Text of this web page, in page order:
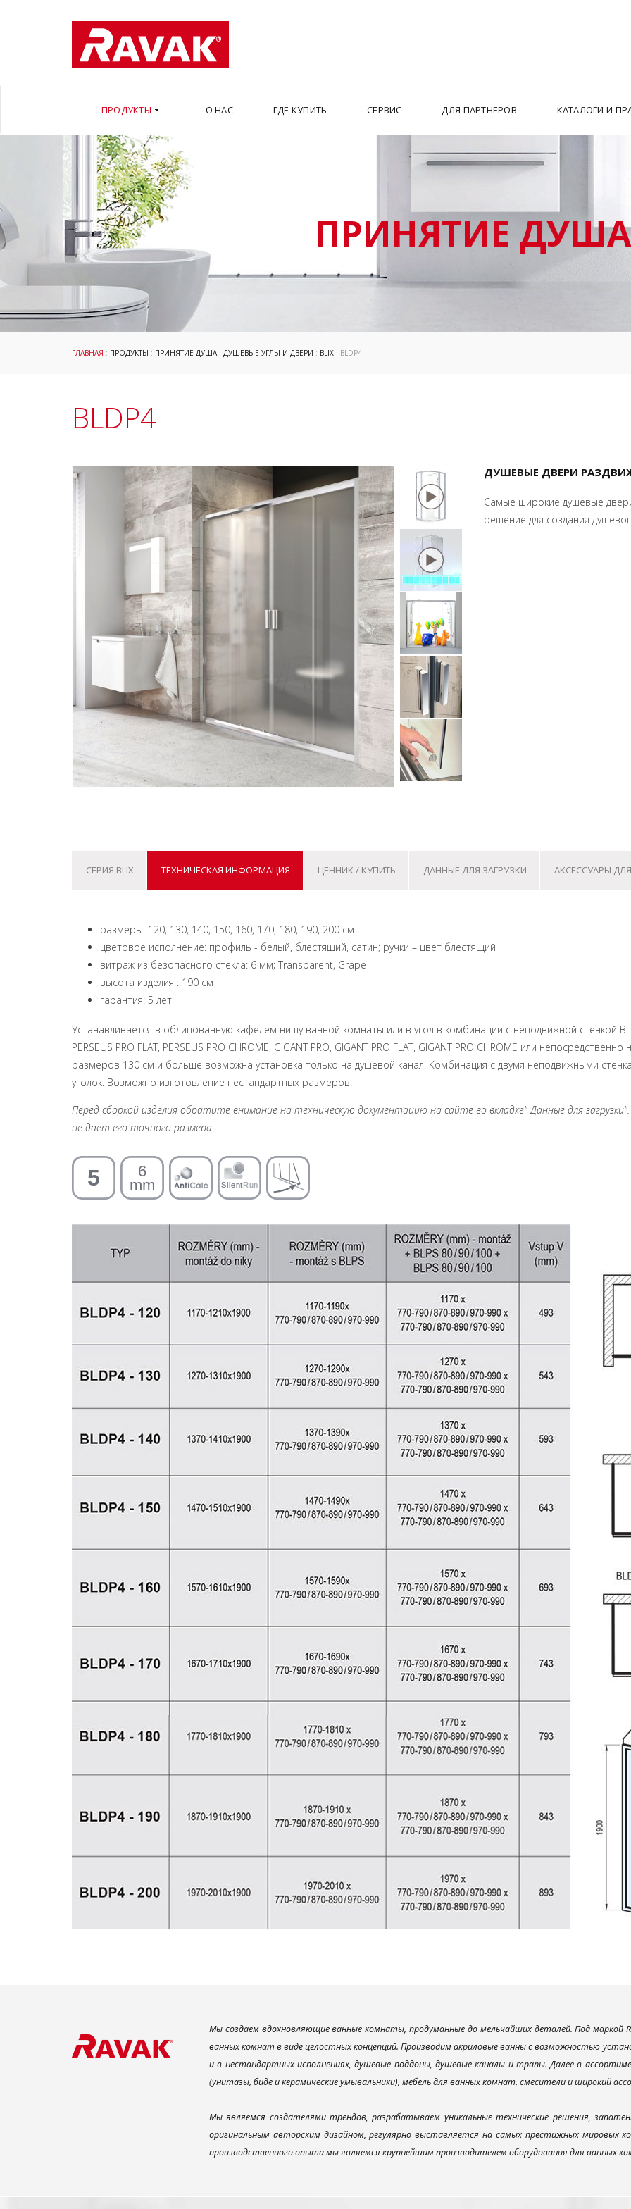
ПРОДУКТЫ О НАС ГДЕ КУПИТЬ СЕРВИС ДЛЯ ПАРТНЕРОВ КАТАЛОГИ И
ПРИНЯТИЕ ДУША
ГЛАВНАЯ : ПРОДУКТЫ : ПРИНЯТИЕ ДУША: ДУШЕВЫЕ УГЛЫ И ДВЕРИ : BLIX : BLDP4
BLDP4
ДУШЕВЫЕ ДВЕРИ
Самые широкие душевые
решение для создания
СЕРИЯ BLIX ТЕХНИЧЕСКАЯ ИНФОРМАЦИЯ ЦЕННИК / КУПИТЬ ДАННЫЕ ДЛЯ ЗАГРУЗКИ АКСЕССУАРЫ
размеры: 120, 130, 140, 150, 160, 170, 180, 190, 200 см
цветовое исполнение: профиль - белый, блестящий, сатин; ручки – цвет блестящий
витраж из безопасного стекла: 6 мм; Transparent, Grape
высота изделия : 190 см
гарантия: 5 лет
Устанавливается в облицованную кафелем нишу ванной комнаты или в угол в комбинации с неподвижной стенкой
PERSEUS PRO FLAT, PERSEUS PRO CHROME, GIGANT PRO, GIGANT PRO FLAT, GIGANT PRO CHROME или
размеров 130 см и больше возможна установка только на душевой канал. Комбинация с двумя неподвижными
уголок. Возможно изготовление нестандартных размеров.
Перед сборкой изделия обратите внимание на техническую документацию на сайте во вкладке" Данные для загрузки".
не дает его точного размера.
Мы создаем вдохновляющие ванные комнаты, продуманные до мельчайших деталей. Под маркой
ванных комнат в виде целостных концепций. Производим акриловые ванны с возможностью
и в нестандартных исполнениях, душевые поддоны, душевые каналы и трапы. Далее в
(унитазы, биде и керамические умывальники), мебель для ванных комнат, смесители и широкий
Мы являемся создателями трендов, разрабатываем уникальные технические решения,
оригинальным авторским дизайном, регулярно выставляется на самых престижных мировых
производственного опыта мы являемся крупнейшим производителем оборудования для ванных